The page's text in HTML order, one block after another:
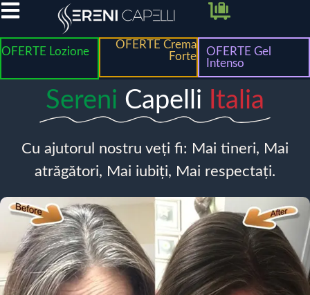
OFERTE Lozione
OFERTE Crema
Forte
OFERTE Gel
Intenso
Sereni Capelli Italia
Cu ajutorul nostru veți fi: Mai tineri, Mai
atrăgători, Mai iubiți, Mai respectați.